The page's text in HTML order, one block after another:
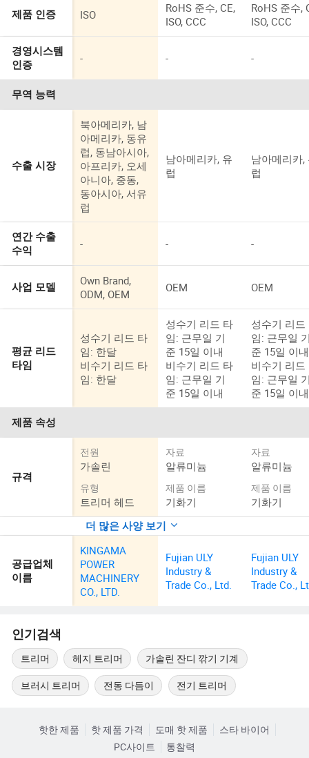
제품 인증 ISO
RoHS 준수, CE,
ISO, CCC
RoHS 준수,
ISO, CCC
경영시스템
인증
- - -
무역 능력
수출 시장
북아메리카, 남
아메리카, 동유
럽, 동남아시아,
아프리카, 오세
아니아, 중동,
동아시아, 서유
럽
남아메리카, 유
럽
남아메리카,
럽
연간 수출
수익
- - -
사업 모델
Own Brand,
ODM, OEM
OEM OEM
평균 리드
타임
성수기 리드 타
임: 한달
비수기 리드 타
임: 한달
성수기 리드 타
임: 근무일 기
준 15일 이내
비수기 리드 타
임: 근무일 기
준 15일 이내
성수기 리드
임: 근무일
준 15일 이내
비수기 리드
임: 근무일
준 15일 이내
제품 속성
규격
전원
가솔린
유형
트리머 헤드
자료
알류미늄
제품 이름
기화기
자료
알류미늄
제품 이름
기화기
더 많은 사양 보기
공급업체
이름
KINGAMA
POWER
MACHINERY
CO., LTD.
Fujian ULY
Industry &
Trade Co., Ltd.
Fujian ULY
Industry &
Trade Co.,
인기검색
트리머 헤지 트리머 가솔린 잔디 깎기 기계
브러시 트리머 전동 다듬이 전기 트리머
핫한 제품 핫 제품 가격 도매 핫 제품
스타 바이어
PC사이트
통찰력